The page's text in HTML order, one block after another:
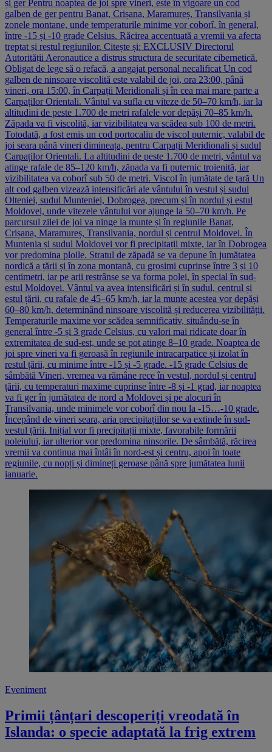
și ger Pentru noaptea de joi spre vineri, este în vigoare un cod
galben de ger pentru Banat, Crișana, Maramureș, Transilvania și
zonele montane, unde temperaturile minime vor coborî, în general,
între -15 și -10 grade Celsius. Răcirea accentuată a vremii va afecta
treptat și restul regiunilor. Citește și: EXCLUSIV Directorul
Autorității Aeronautice a distrus structura de securitate cibernetică.
Obligat de lege să o refacă, a angajat personal necalificat Un cod
galben de ninsoare viscolită este valabil de joi, ora 23:00, până
vineri, ora 15:00, în Carpații Meridionali și în cea mai mare parte a
Carpaților Orientali. Vântul va sufla cu viteze de 50–70 km/h, iar la
altitudini de peste 1.700 de metri rafalele vor depăși 70–85 km/h.
Zăpada va fi viscolită, iar vizibilitatea va scădea sub 100 de metri.
Totodată, a fost emis un cod portocaliu de viscol puternic, valabil de
joi seara până vineri dimineața, pentru Carpații Meridionali și sudul
Carpaților Orientali. La altitudini de peste 1.700 de metri, vântul va
atinge rafale de 85–120 km/h, zăpada va fi puternic troienită, iar
vizibilitatea va coborî sub 50 de metri. Viscol în jumătate de țară Un
alt cod galben vizează intensificări ale vântului în vestul și sudul
Olteniei, sudul Munteniei, Dobrogea, precum și în nordul și estul
Moldovei, unde vitezele vântului vor ajunge la 50–70 km/h. Pe
parcursul zilei de joi va ninge la munte și în regiunile Banat,
Crișana, Maramureș, Transilvania, nordul și centrul Moldovei. În
Muntenia și sudul Moldovei vor fi precipitații mixte, iar în Dobrogea
vor predomina ploile. Stratul de zăpadă se va depune în jumătatea
nordică a țării și în zona montană, cu grosimi cuprinse între 3 și 10
centimetri, iar pe arii restrânse se va forma polei, în special în sud-
estul Moldovei. Vântul va avea intensificări și în sudul, centrul și
estul țării, cu rafale de 45–65 km/h, iar la munte acestea vor depăși
60–80 km/h, determinând ninsoare viscolită și reducerea vizibilității.
Temperaturile maxime vor scădea semnificativ, situându-se în
general între -5 și 3 grade Celsius, cu valori mai ridicate doar în
extremitatea de sud-est, unde se pot atinge 8–10 grade. Noaptea de
joi spre vineri va fi geroasă în regiunile intracarpatice și izolat în
restul țării, cu minime între -15 și -5 grade. -15 grade Celsius de
sâmbătă Vineri, vremea va rămâne rece în vestul, nordul și centrul
țării, cu temperaturi maxime cuprinse între -8 și -1 grad, iar noaptea
va fi ger în jumătatea de nord a Moldovei și pe alocuri în
Transilvania, unde minimele vor coborî din nou la -15…-10 grade.
Începând de vineri seara, aria precipitațiilor se va extinde în sud-
vestul țării. Inițial vor fi precipitații mixte, favorabile formării
poleiului, iar ulterior vor predomina ninsorile. De sâmbătă, răcirea
vremii va continua mai întâi în nord-est și centru, apoi în toate
regiunile, cu nopți și dimineți geroase până spre jumătatea lunii
ianuarie.
Eveniment
Primii țânțari descoperiți vreodată în
Islanda: o specie adaptată la frig extrem